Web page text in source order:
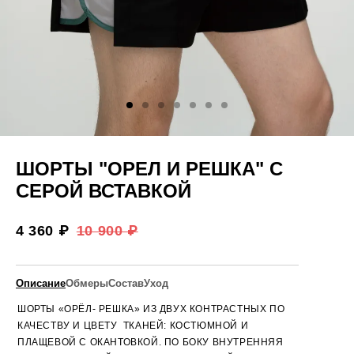
ШОРТЫ "ОРЕЛ И РЕШКА" С
СЕРОЙ ВСТАВКОЙ
4 360 ₽ 10 900 ₽
ОписаниеОбмерыСоставУход
ШОРТЫ «ОРЁЛ- РЕШКА» ИЗ ДВУХ КОНТРАСТНЫХ ПО
КАЧЕСТВУ И ЦВЕТУ ТКАНЕЙ: КОСТЮМНОЙ И
ПЛАЩЕВОЙ С ОКАНТОВКОЙ. ПО БОКУ ВНУТРЕННЯЯ